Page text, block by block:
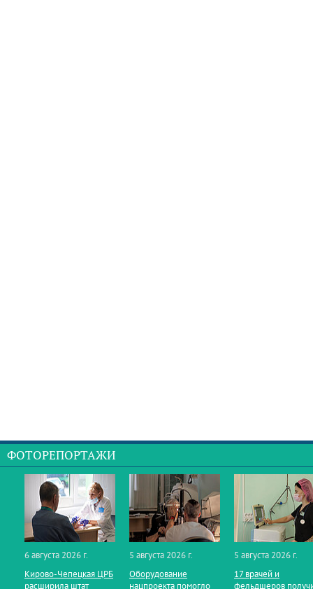
ФОТОРЕПОРТАЖИ
6 августа 2026 г.
Кирово‑Чепецкая ЦРБ
расширила штат
5 августа 2026 г.
Оборудование
нацпроекта помогло
5 августа 2026 г.
17 врачей и
фельдшеров